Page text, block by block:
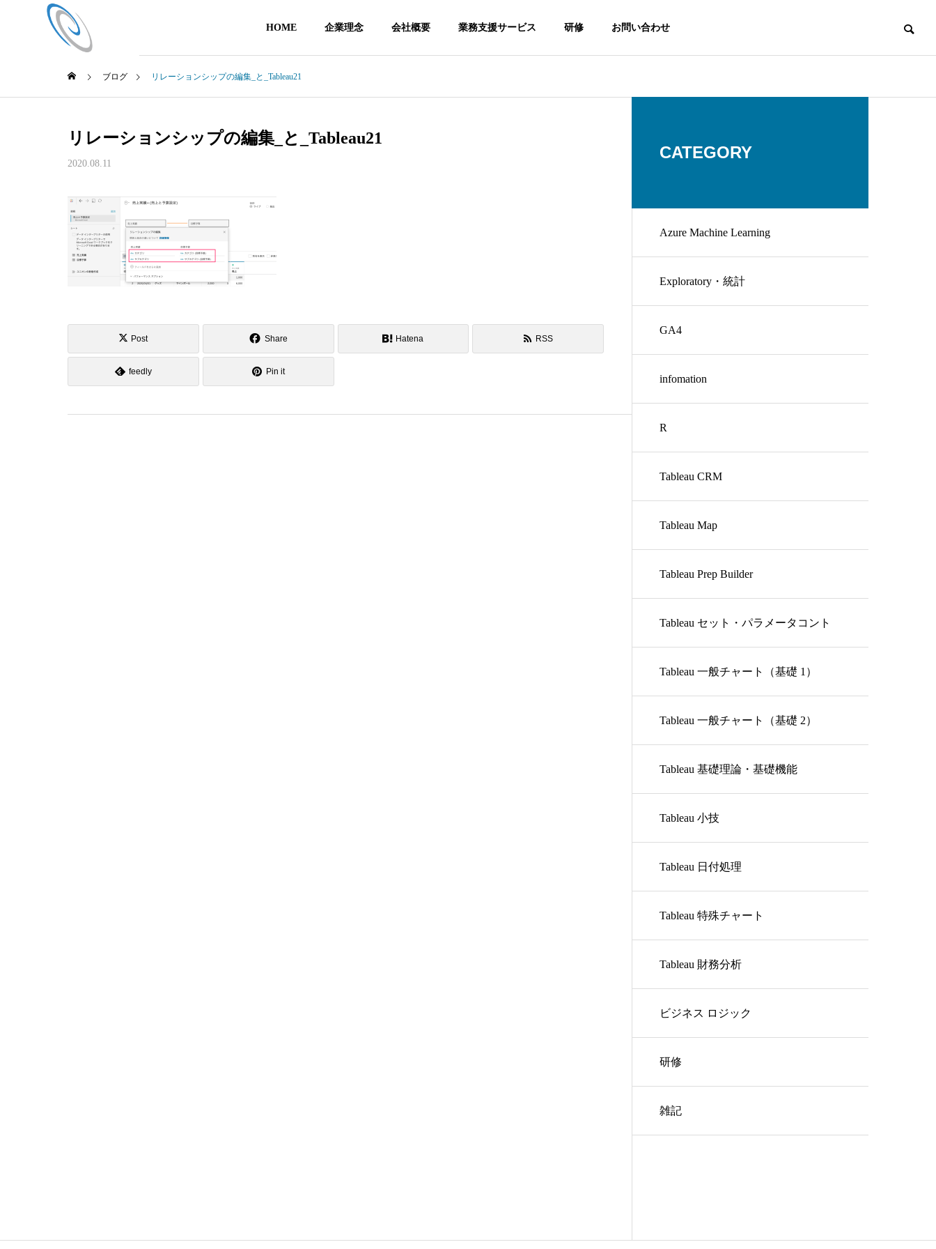
HOME 企業理念 会社概要 業務支援サービス 研修 お問い合わせ
ブログ リレーションシップの編集_と_Tableau21
リレーションシップの編集_と_Tableau21
2020.08.11
Post Share Hatena RSS
feedly Pin it
CATEGORY
Azure Machine Learning
Exploratory・統計
GA4
infomation
R
Tableau CRM
Tableau Map
Tableau Prep Builder
Tableau セット・パラメータコント
ロール
Tableau 一般チャート（基礎 1）
Tableau 一般チャート（基礎 2）
Tableau 基礎理論・基礎機能
Tableau 小技
Tableau 日付処理
Tableau 特殊チャート
Tableau 財務分析
ビジネス ロジック
研修
雑記